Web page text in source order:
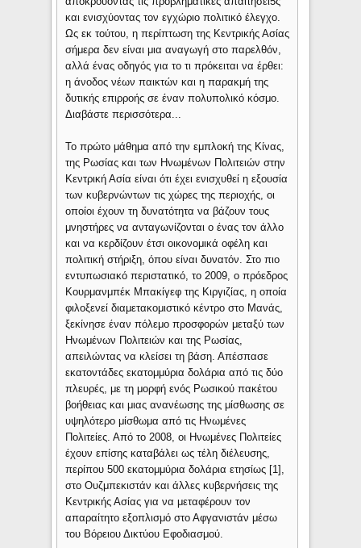
και ενισχύοντας τον εγχώριο πολιτικό έλεγχο.
Ως εκ τούτου, η περίπτωση της Κεντρικής Ασίας
σήμερα δεν είναι μια αναγωγή στο παρελθόν,
αλλά ένας οδηγός για το τι πρόκειται να έρθει:
η άνοδος νέων παικτών και η παρακμή της
δυτικής επιρροής σε έναν πολυπολικό κόσμο.
Διαβάστε περισσότερα...
Το πρώτο μάθημα από την εμπλοκή της Κίνας,
της Ρωσίας και των Ηνωμένων Πολιτειών στην
Κεντρική Ασία είναι ότι έχει ενισχυθεί η εξουσία
των κυβερνώντων τις χώρες της περιοχής, οι
οποίοι έχουν τη δυνατότητα να βάζουν τους
μνηστήρες να ανταγωνίζονται ο ένας τον άλλο
και να κερδίζουν έτσι οικονομικά οφέλη και
πολιτική στήριξη, όπου είναι δυνατόν. Στο πιο
εντυπωσιακό περιστατικό, το 2009, ο πρόεδρος
Κουρμανμπέκ Μπακίγεφ της Κιργιζίας, η οποία
φιλοξενεί διαμετακομιστικό κέντρο στο Μανάς,
ξεκίνησε έναν πόλεμο προσφορών μεταξύ των
Ηνωμένων Πολιτειών και της Ρωσίας,
απειλώντας να κλείσει τη βάση. Απέσπασε
εκατοντάδες εκατομμύρια δολάρια από τις δύο
πλευρές, με τη μορφή ενός Ρωσικού πακέτου
βοήθειας και μιας ανανέωσης της μίσθωσης σε
υψηλότερο μίσθωμα από τις Ηνωμένες
Πολιτείες. Από το 2008, οι Ηνωμένες Πολιτείες
έχουν επίσης καταβάλει ως τέλη διέλευσης,
περίπου 500 εκατομμύρια δολάρια ετησίως [1],
στο Ουζμπεκιστάν και άλλες κυβερνήσεις της
Κεντρικής Ασίας για να μεταφέρουν τον
απαραίτητο εξοπλισμό στο Αφγανιστάν μέσω
του Βόρειου Δικτύου Εφοδιασμού.